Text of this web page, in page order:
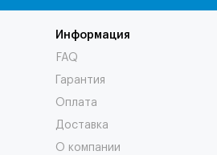
Информация
FAQ
Гарантия
Оплата
Доставка
О компании